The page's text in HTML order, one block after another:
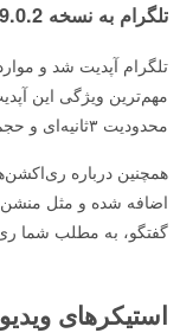
تلگرام به نسخه 9.0.2 آپدیت شد.
تلگرام آپدیت شد و
مهم‌ترین ویژگی این
محدودیت ۳ثانیه‌ای و حجم ۲۵۶کیلوبایتی است.
اضافه شده و مثل
گفتگو، به مطلب شما
استیکرهای